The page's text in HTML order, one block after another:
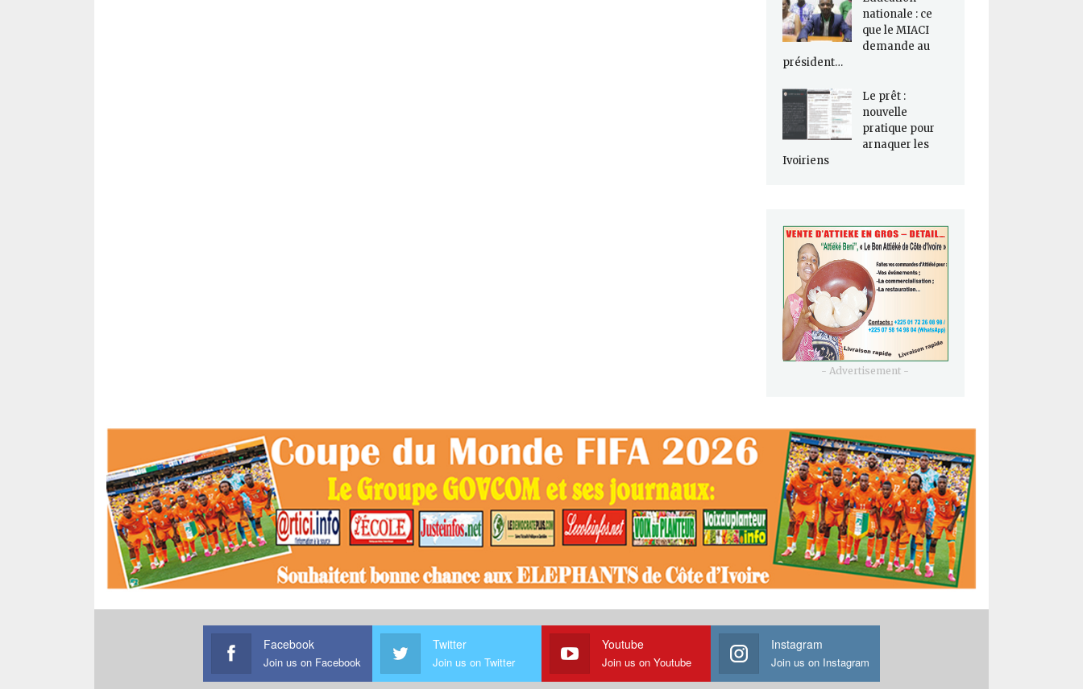
nationale : ce
que le MIACI
demande au
président…
Le prêt :
nouvelle
pratique pour
arnaquer les
Ivoiriens
- Advertisement -
Facebook
Join us on Facebook
Twitter
Join us on Twitter
Youtube
Join us on Youtube
Instagram
Join us on Instagram